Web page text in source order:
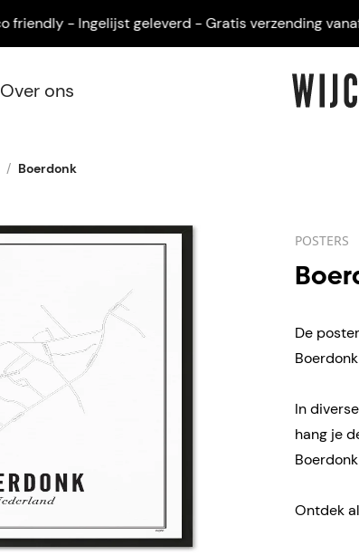
- Ingelijst geleverd - Gratis verzending vanaf €45
Over ons
Boerdonk
POSTERS
De
In
hang je
Ontdek